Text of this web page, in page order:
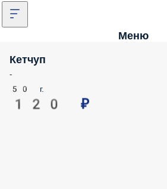
Меню
Кетчуп
-
50 г.
120 ₽